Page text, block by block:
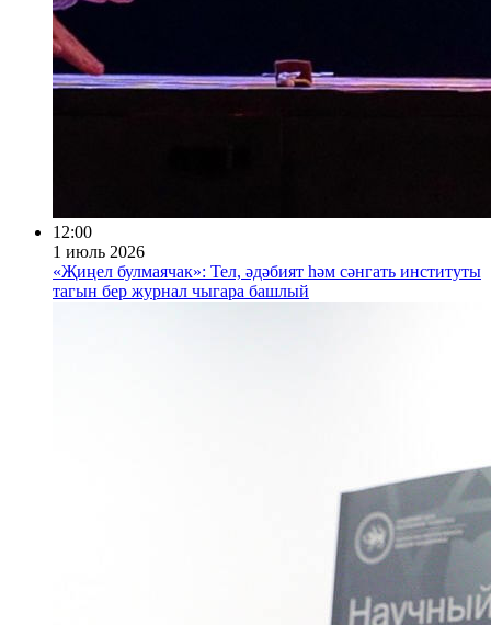
12:00
1 июль 2026
«Җиңел булмаячак»: Тел, әдәбият һәм сәнгать институты
тагын бер журнал чыгара башлый